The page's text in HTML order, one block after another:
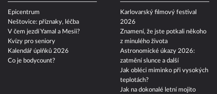
Epicentrum
Neštovice: příznaky, léčba
V čem jezdí Yamal a Mesii?
Kvízy pro seniory
Kalendář úplňků 2026
Co je bodycount?
Karlovarský filmový festival
2026
Znamení, že jste potkali někoho
z minulého života
Astronomické úkazy 2026:
zatmění slunce a další
Jak obléci miminko při vysokých
teplotách?
Jak na dokonalé letní mojito